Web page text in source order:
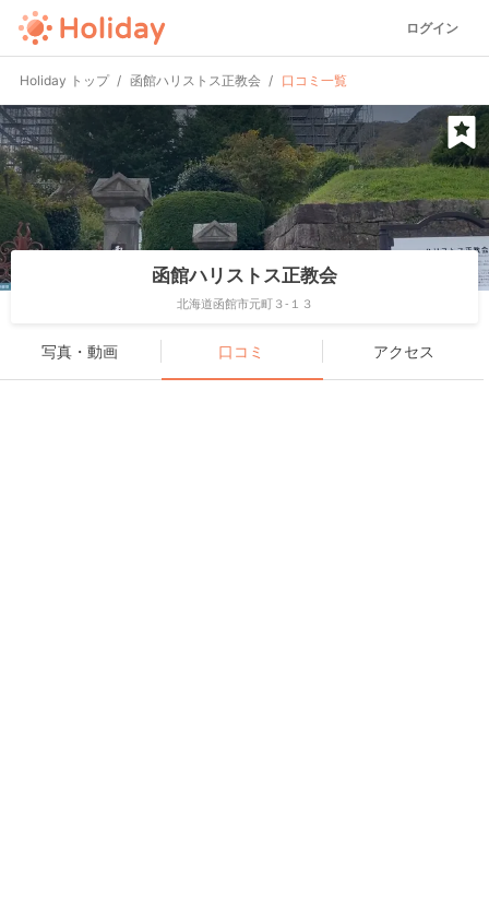
ログイン
Holiday トップ 函館ハリストス正教会 口コミ一覧
函館ハリストス正教会
北海道函館市元町３-１３
写真・動画 口コミ アクセス